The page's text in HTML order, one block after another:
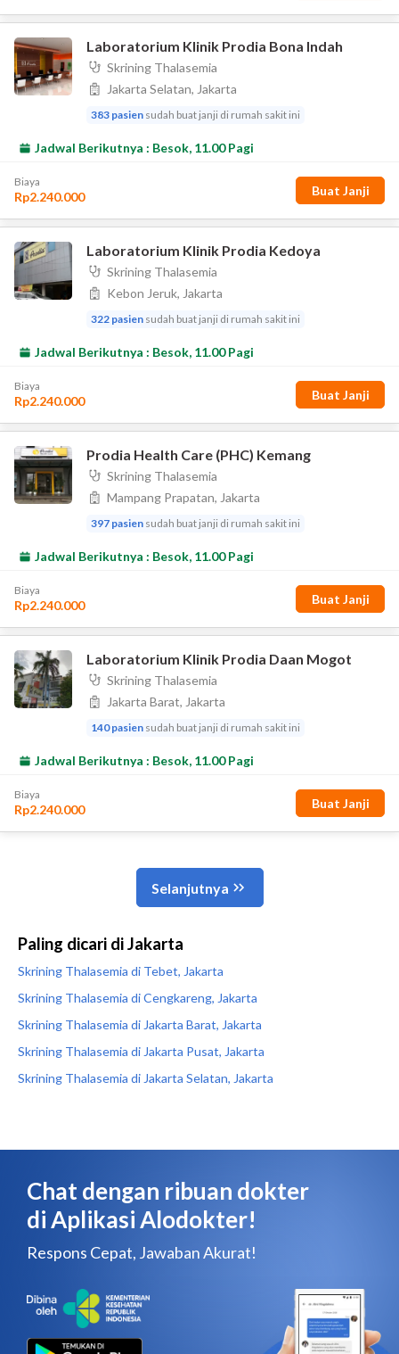
Paling dicari di Jakarta
Skrining Thalasemia di Tebet, Jakarta
Skrining Thalasemia di Cengkareng, Jakarta
Skrining Thalasemia di Jakarta Barat, Jakarta
Skrining Thalasemia di Jakarta Pusat, Jakarta
Skrining Thalasemia di Jakarta Selatan, Jakarta